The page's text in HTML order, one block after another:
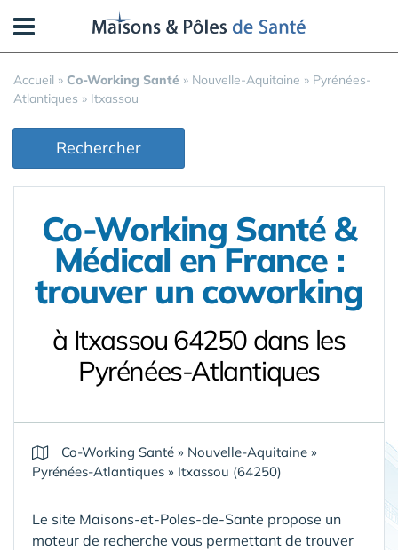
Accueil » Co-Working Santé » Nouvelle-Aquitaine » Pyrénées-
Atlantiques » Itxassou
Rechercher
Co-Working Santé &
Médical en France :
trouver un coworking
à Itxassou 64250 dans les
Pyrénées-Atlantiques
Co-Working Santé » Nouvelle-Aquitaine »
Pyrénées-Atlantiques » Itxassou (64250)
Le site Maisons-et-Poles-de-Sante propose un
moteur de recherche vous permettant de trouver
Panneau de gestion des cookies